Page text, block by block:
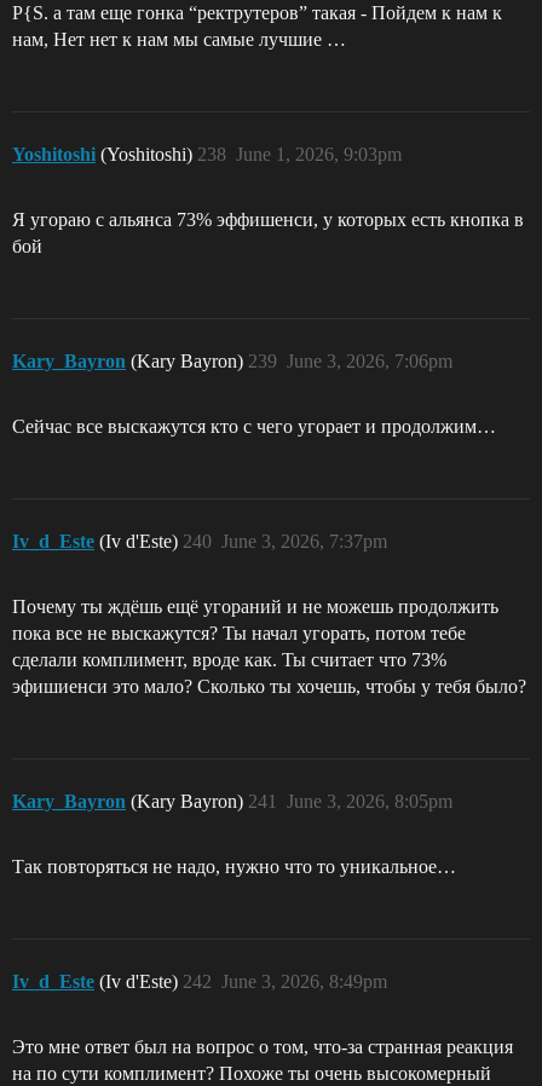
P{S. а там еще гонка “ректрутеров” такая - Пойдем к нам к
нам, Нет нет к нам мы самые лучшие …
Yoshitoshi (Yoshitoshi) June 1, 2026, 9:03pm
238
Я угораю с альянса 73% эффишенси, у которых есть кнопка в
бой
Kary_Bayron (Kary Bayron) June 3, 2026, 7:06pm
239
Сейчас все выскажутся кто с чего угорает и продолжим…
Iv_d_Este (Iv d'Este) June 3, 2026, 7:37pm
240
Почему ты ждёшь ещё угораний и не можешь продолжить
пока все не выскажутся? Ты начал угорать, потом тебе
сделали комплимент, вроде как. Ты считает что 73%
эфишиенси это мало? Сколько ты хочешь, чтобы у тебя было?
Kary_Bayron (Kary Bayron) June 3, 2026, 8:05pm
241
Так повторяться не надо, нужно что то уникальное…
Iv_d_Este (Iv d'Este) June 3, 2026, 8:49pm
242
Это мне ответ был на вопрос о том, что-за странная реакция
на по сути комплимент? Похоже ты очень высокомерный